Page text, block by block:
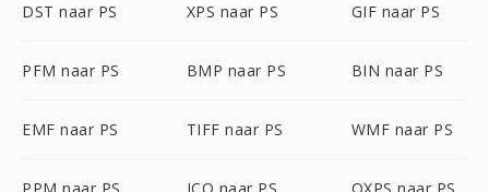
DST naar PS XPS naar PS GIF naar PS
PFM naar PS BMP naar PS BIN naar PS
EMF naar PS TIFF naar PS WMF naar PS